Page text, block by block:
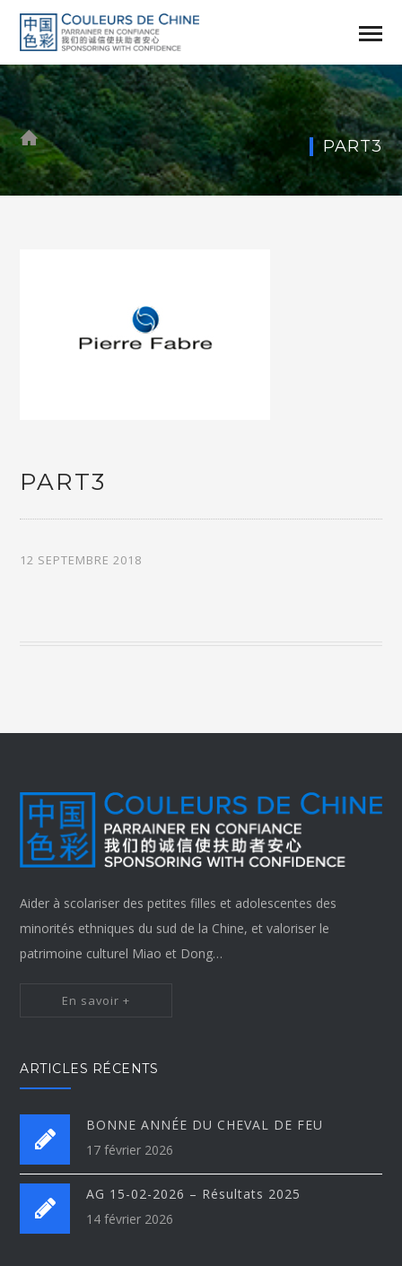
PART3
PART3
12 SEPTEMBRE 2018
Aider à scolariser des petites filles et adolescentes des
minorités ethniques du sud de la Chine, et valoriser le
patrimoine culturel Miao et Dong…
En savoir +
ARTICLES RÉCENTS
BONNE ANNÉE DU CHEVAL DE FEU
17 février 2026
AG 15-02-2026 – Résultats 2025
14 février 2026